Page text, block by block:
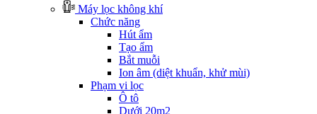
Máy lọc không khí
Chức năng
Hút ẩm
Tạo ẩm
Bắt muỗi
Ion âm (diệt khuẩn, khử mùi)
Phạm vi lọc
Ô tô
Dưới 20m2